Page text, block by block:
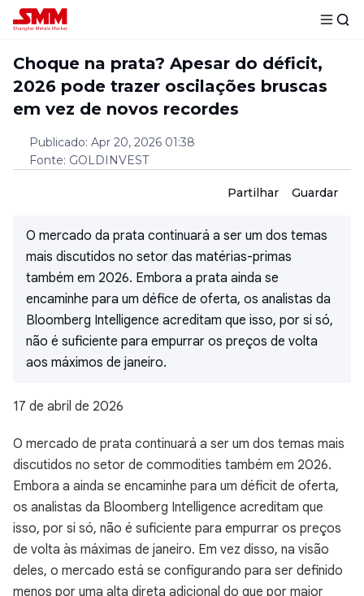
Choque na prata? Apesar do déficit,
2026 pode trazer oscilações bruscas
em vez de novos recordes
Publicado: Apr 20, 2026 01:38
Fonte: GOLDINVEST
Partilhar Guardar
O mercado da prata continuará a ser um dos temas
mais discutidos no setor das matérias-primas
também em 2026. Embora a prata ainda se
encaminhe para um défice de oferta, os analistas da
Bloomberg Intelligence acreditam que isso, por si só,
não é suficiente para empurrar os preços de volta
aos máximos de janeiro.
17 de abril de 2026
O mercado de prata continuará a ser um dos temas mais
discutidos no setor de commodities também em 2026.
Embora a ainda se encaminhe para um déficit de oferta,
os analistas da Bloomberg Intelligence acreditam que
isso, por si só, não é suficiente para empurrar os preços
de volta às máximas de janeiro. Em vez disso, na visão
deles, o mercado está se configurando para ser definido
menos por uma alta direta adicional do que por maior